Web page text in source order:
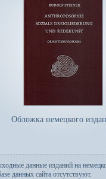
Обложка немецкого
данные изданий на
данных сайта отсутствуют.